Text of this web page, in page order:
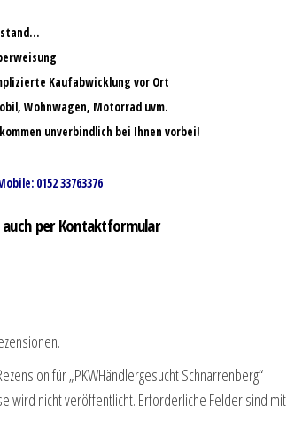
Kaufabwicklung vor Ort
Wohnwagen, Motorrad uvm.
unverbindlich bei Ihnen vorbei!
0152 33763376
per Kontaktformular
für „PKWHändlergesucht Schnarrenberg“
wird nicht veröffentlicht. Erforderliche Felder sind mit